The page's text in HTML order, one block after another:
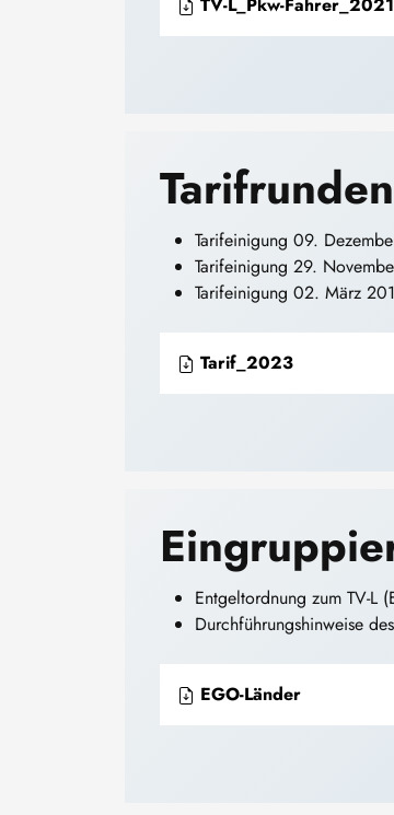
Tarifrunden
Tarifeinigung 09.
Tarifeinigung 29.
Tarifeinigung 02. März
Tarif_2023
Entgeltordnung zum TV-L
Durchführungshinweise
EGO-Länder